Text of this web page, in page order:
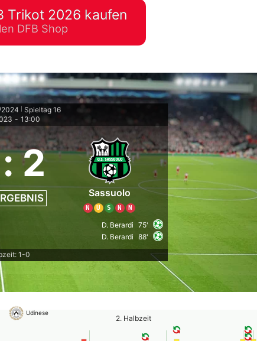
Excel – kostenlos
automatisch ausfüllen
Trikot 2026 kaufen
DFB Shop
Spieltag 16
- 13:00
:2
Sassuolo
N U S N N
D. Berardi
75'
D. Berardi
88'
1-0
Udinese
2. Halbzeit